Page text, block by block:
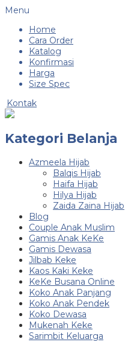
Menu
Home
Cara Order
Katalog
Konfirmasi
Harga
Size Spec
Kontak
Kategori Belanja
Azmeela Hijab
Balqis Hijab
Haifa Hijab
Hilya Hijab
Zaida Zaina Hijab
Blog
Couple Anak Muslim
Gamis Anak KeKe
Gamis Dewasa
Jilbab Keke
Kaos Kaki Keke
KeKe Busana Online
Koko Anak Panjang
Koko Anak Pendek
Koko Dewasa
Mukenah Keke
Sarimbit Keluarga